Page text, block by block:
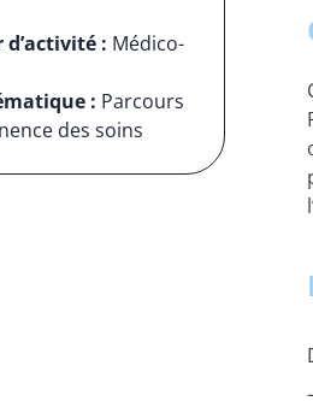
d’activité : Médico-
: Parcours
des soins